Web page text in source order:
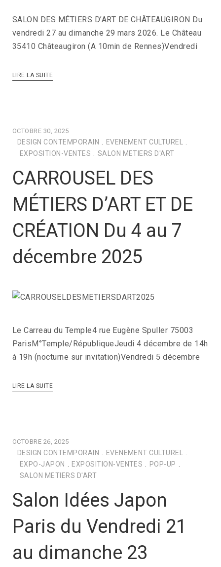
SALON DES MÉTIERS D’ART DE CHÂTEAUGIRON Du
vendredi 27 au dimanche 29 mars 2026. Le Château
35410 Châteaugiron (A 10min de Rennes)Vendredi
LIRE LA SUITE
OCTOBRE 30, 2025
DESIGN CONTEMPORAIN EVENEMENT CULTUREL
EXPOSITION-VENTES
SALON METIERS D'ART
CARROUSEL DES
MÉTIERS D’ART ET DE
CRÉATION Du 4 au 7
décembre 2025
Le Carreau du Temple4 rue Eugène Spuller 75003
ParisM°Temple/RépubliqueJeudi 4 décembre de 14h
à 19h (nocturne sur invitation)Vendredi 5 décembre
LIRE LA SUITE
OCTOBRE 26, 2025
DESIGN CONTEMPORAIN EVENEMENT CULTUREL
EXPO-JAPON
EXPOSITION-VENTES POP-UP
SALON METIERS D'ART
Salon Idées Japon
Paris du Vendredi 21
au dimanche 23